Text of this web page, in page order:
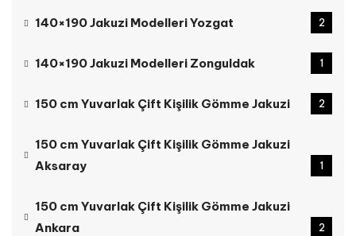
140×190 Jakuzi Modelleri Yozgat 2
140×190 Jakuzi Modelleri Zonguldak 1
150 cm Yuvarlak Çift Kişilik Gömme Jakuzi 2
150 cm Yuvarlak Çift Kişilik Gömme Jakuzi
Aksaray
1
150 cm Yuvarlak Çift Kişilik Gömme Jakuzi
Ankara
2